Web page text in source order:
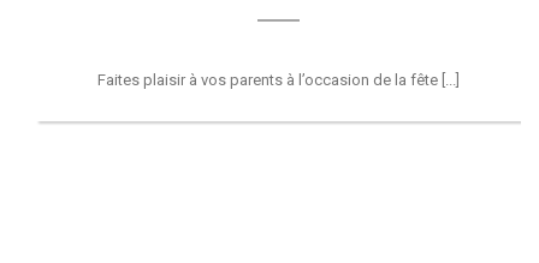
Faites plaisir à vos parents à l’occasion de la fête [...]